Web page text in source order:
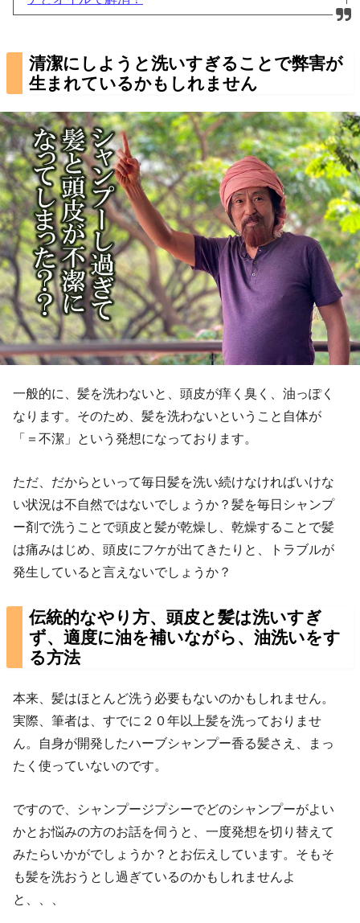
清潔にしようと洗いすぎることで弊害が
生まれているかもしれません
一般的に、髪を洗わないと、頭皮が痒く臭く、油っぽく
なります。そのため、髪を洗わないということ自体が
「＝不潔」という発想になっております。
ただ、だからといって毎日髪を洗い続けなければいけな
い状況は不自然ではないでしょうか？髪を毎日シャンプ
ー剤で洗うことで頭皮と髪が乾燥し、乾燥することで髪
は痛みはじめ、頭皮にフケが出てきたりと、トラブルが
発生していると言えないでしょうか？
伝統的なやり方、頭皮と髪は洗いすぎ
ず、適度に油を補いながら、油洗いをす
る方法
本来、髪はほとんど洗う必要もないのかもしれません。
実際、筆者は、すでに２０年以上髪を洗っておりませ
ん。自身が開発したハーブシャンプー香る髪さえ、まっ
たく使っていないのです。
ですので、シャンプージプシーでどのシャンプーがよい
かとお悩みの方のお話を伺うと、一度発想を切り替えて
みたらいかがでしょうか？とお伝えしています。そもそ
も髪を洗おうとし過ぎているのかもしれませんよ
と、、、